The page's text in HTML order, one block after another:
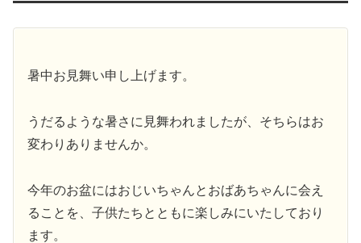
暑中お見舞い申し上げます。
うだるような暑さに見舞われましたが、そちらはお
変わりありませんか。
今年のお盆にはおじいちゃんとおばあちゃんに会え
ることを、子供たちとともに楽しみにいたしており
ます。